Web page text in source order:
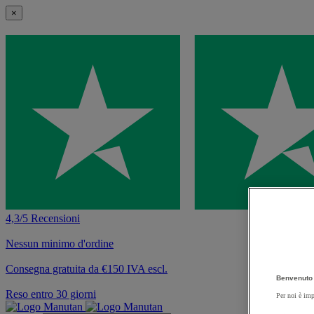
×
4,3/5 Recensioni
Nessun minimo d'ordine
Consegna gratuita da €150 IVA escl.
Reso entro 30 giorni Per noi è